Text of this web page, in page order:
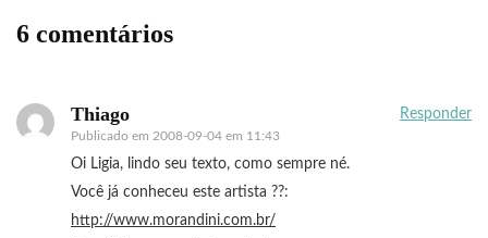
6 comentários
Thiago
Publicado em 2008-09-04 em 11:43
Responder
Oi Ligia, lindo seu texto, como sempre né.
Você já conheceu este artista ??:
http://www.morandini.com.br/